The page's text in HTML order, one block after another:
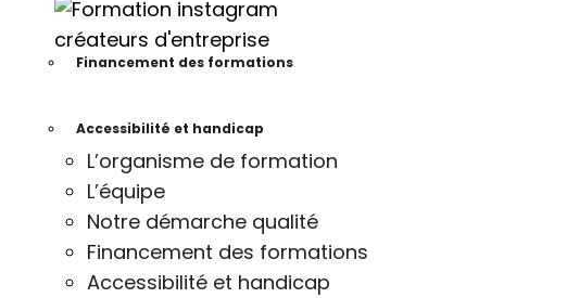
Financement des formations
Accessibilité et handicap
L’organisme de formation
L’équipe
Notre démarche qualité
Financement des formations
Accessibilité et handicap